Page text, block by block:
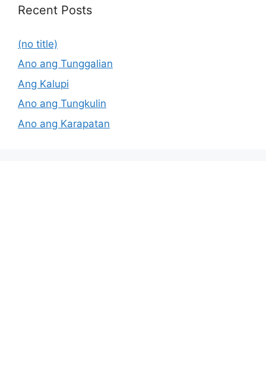
Recent Posts
(no title)
Ano ang Tunggalian
Ang Kalupi
Ano ang Tungkulin
Ano ang Karapatan